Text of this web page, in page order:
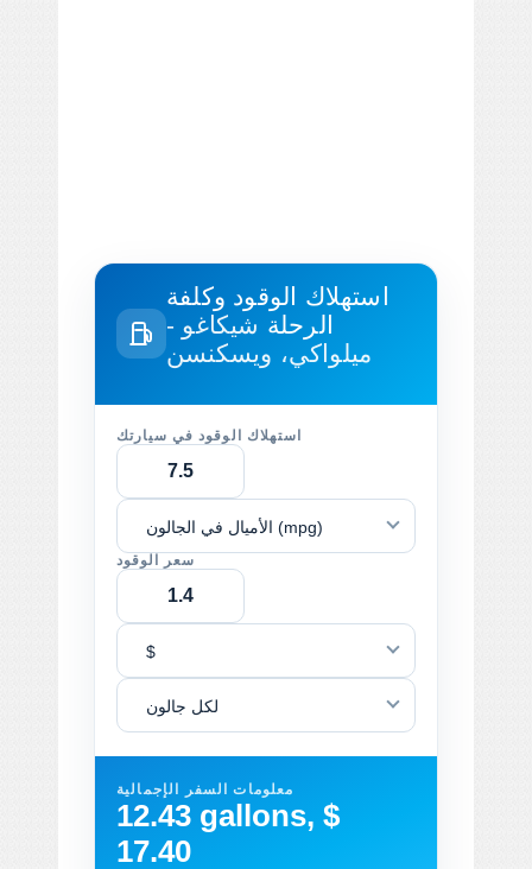
استهلاك الوقود وكلفة
الرحلة شيكاغو -
ميلواكي، ويسكنسن
استهلاك الوقود في سيارتك
الأميال في الجالون (mpg)
سعر الوقود
$
لكل جالون
معلومات السفر الإجمالية
12.43 gallons, $
17.40